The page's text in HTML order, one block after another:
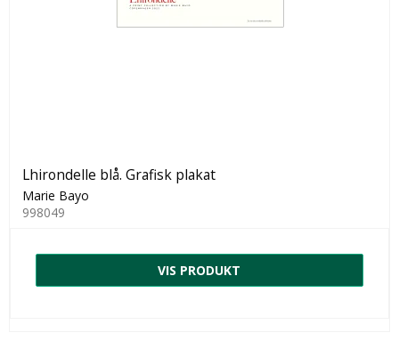
Lhirondelle blå. Grafisk plakat
Marie Bayo
998049
VIS PRODUKT